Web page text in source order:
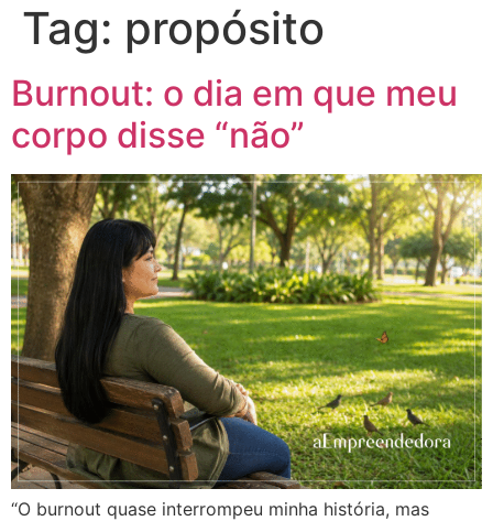
Tag: propósito
Burnout: o dia em que meu
corpo disse “não”
“O burnout quase interrompeu minha história, mas